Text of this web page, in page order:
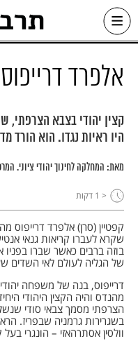
Skip
content
כל האתר
אלפרד דרייפוס
קצין יהודי בצבא
היו ראיות נגדו. הוא הורד
מאת: המחלקה לחינוך יהודי ציוני.
< 1 דקות
קפטיין (סרן) אלפרד
בוזה ברבים כאשר שברו בפניו
של הגליה לעולם לאי השדים
דרייפוס, בנה של משפחה
הצרפתי מסמך צבאי סודי
בשגרירות גרמניה שבפריז.
וולסין אסתרהאזי – הונגרי